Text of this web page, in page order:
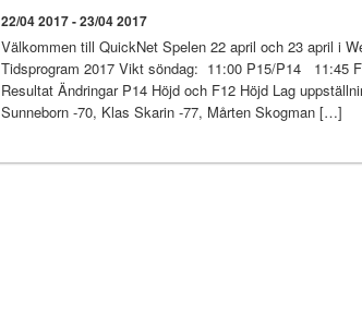
22/04 2017 - 23/04 2017
Välkommen till QuickNet Spelen 22 april och 23 april i
Tidsprogram 2017 Vikt söndag: 11:00 P15/P14 11:45
Resultat Ändringar P14 Höjd och F12 Höjd Lag
Sunneborn -70, Klas Skarin -77, Mårten Skogman […]